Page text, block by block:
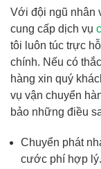
Với đội ngũ nhân
cung cấp dịch vụ
tôi luôn túc trực
chính. Nếu có
hàng xin quý
vụ vận chuyển
bảo những điều
Chuyển phát
cước phí hợp